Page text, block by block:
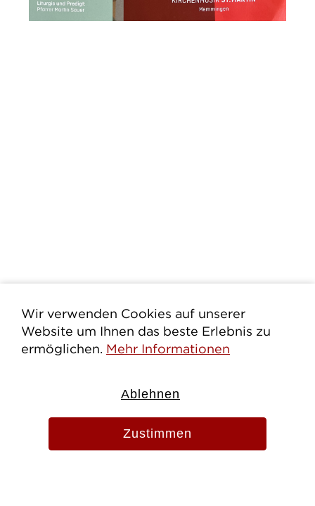
Wir verwenden Cookies auf unserer
Website um Ihnen das beste Erlebnis zu
ermöglichen. Mehr Informationen
Ablehnen
Zustimmen